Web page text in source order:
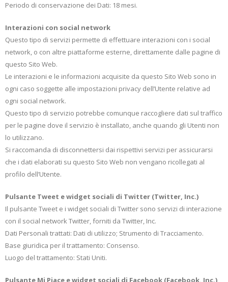
Periodo di conservazione dei Dati: 18 mesi.
Interazioni con social network
Questo tipo di servizi permette di effettuare interazioni con i social
network, o con altre piattaforme esterne, direttamente dalle pagine di
questo Sito Web.
Le interazioni e le informazioni acquisite da questo Sito Web sono in
ogni caso soggette alle impostazioni privacy dell’Utente relative ad
ogni social network.
Questo tipo di servizio potrebbe comunque raccogliere dati sul traffico
per le pagine dove il servizio è installato, anche quando gli Utenti non
lo utilizzano.
Si raccomanda di disconnettersi dai rispettivi servizi per assicurarsi
che i dati elaborati su questo Sito Web non vengano ricollegati al
profilo dell’Utente.
Pulsante Tweet e widget sociali di Twitter (Twitter, Inc.)
Il pulsante Tweet e i widget sociali di Twitter sono servizi di interazione
con il social network Twitter, forniti da Twitter, Inc.
Dati Personali trattati: Dati di utilizzo; Strumento di Tracciamento.
Base giuridica per il trattamento: Consenso.
Luogo del trattamento: Stati Uniti.
Pulsante Mi Piace e widget sociali di Facebook (Facebook, Inc.)